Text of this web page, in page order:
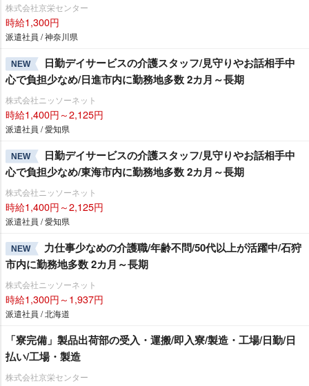
株式会社京栄センター
時給1,300円
派遣社員 / 神奈川県
NEW
日勤デイサービスの介護スタッフ/見守りやお話相手中
心で負担少なめ/日進市内に勤務地多数 2カ月～長期
株式会社ニッソーネット
時給1,400円～2,125円
派遣社員 / 愛知県
NEW
日勤デイサービスの介護スタッフ/見守りやお話相手中
心で負担少なめ/東海市内に勤務地多数 2カ月～長期
株式会社ニッソーネット
時給1,400円～2,125円
派遣社員 / 愛知県
NEW
力仕事少なめの介護職/年齢不問/50代以上が活躍中/石狩
市内に勤務地多数 2カ月～長期
株式会社ニッソーネット
時給1,300円～1,937円
派遣社員 / 北海道
「寮完備」製品出荷部の受入・運搬/即入寮/製造・工場/日勤/日
払い/工場・製造
株式会社京栄センター